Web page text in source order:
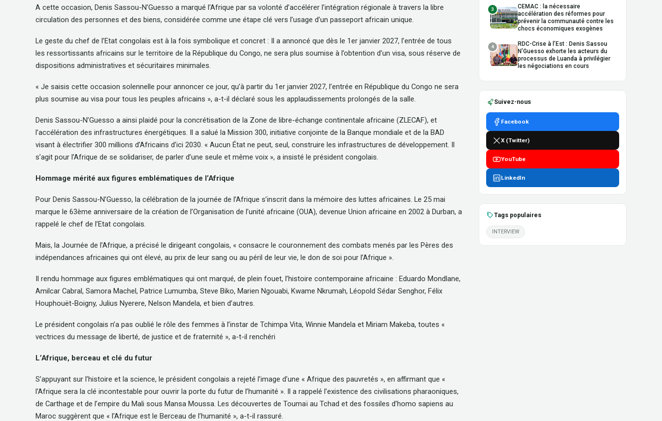
A cette occasion, Denis Sassou-N’Guesso a marqué l’Afrique par sa volonté d’accélérer l’intégration régionale à travers la libre
circulation des personnes et des biens, considérée comme une étape clé vers l’usage d’un passeport africain unique.
Le geste du chef de l’Etat congolais est à la fois symbolique et concret : Il a annoncé que dès le 1er janvier 2027, l’entrée de tous
les ressortissants africains sur le territoire de la République du Congo, ne sera plus soumise à l’obtention d’un visa, sous réserve de
dispositions administratives et sécuritaires minimales.
« Je saisis cette occasion solennelle pour annoncer ce jour, qu’à partir du 1er janvier 2027, l’entrée en République du Congo ne sera
plus soumise au visa pour tous les peuples africains », a-t-il déclaré sous les applaudissements prolongés de la salle.
Denis Sassou-N’Guesso a ainsi plaidé pour la concrétisation de la Zone de libre-échange continentale africaine (ZLECAF), et
l’accélération des infrastructures énergétiques. Il a salué la Mission 300, initiative conjointe de la Banque mondiale et de la BAD
visant à électrifier 300 millions d’Africains d’ici 2030. « Aucun État ne peut, seul, construire les infrastructures de développement. Il
s’agit pour l’Afrique de se solidariser, de parler d’une seule et même voix », a insisté le président congolais.
Hommage mérité aux figures emblématiques de l’Afrique
Pour Denis Sassou-N’Guesso, la célébration de la journée de l’Afrique s’inscrit dans la mémoire des luttes africaines. Le 25 mai
marque le 63ème anniversaire de la création de l’Organisation de l’unité africaine (OUA), devenue Union africaine en 2002 à Durban, a
rappelé le chef de l’Etat congolais.
Mais, la Journée de l’Afrique, a précisé le dirigeant congolais, « consacre le couronnement des combats menés par les Pères des
indépendances africaines qui ont élevé, au prix de leur sang ou au péril de leur vie, le don de soi pour l’Afrique ».
Il rendu hommage aux figures emblématiques qui ont marqué, de plein fouet, l’histoire contemporaine africaine : Eduardo Mondlane,
Amilcar Cabral, Samora Machel, Patrice Lumumba, Steve Biko, Marien Ngouabi, Kwame Nkrumah, Léopold Sédar Senghor, Félix
Houphouët-Boigny, Julius Nyerere, Nelson Mandela, et bien d’autres.
Le président congolais n’a pas oublié le rôle des femmes à l’instar de Tchimpa Vita, Winnie Mandela et Miriam Makeba, toutes «
vectrices du message de liberté, de justice et de fraternité », a-t-il renchéri
L’Afrique, berceau et clé du futur
S’appuyant sur l’histoire et la science, le président congolais a rejeté l’image d’une « Afrique des pauvretés », en affirmant que «
l’Afrique sera la clé incontestable pour ouvrir la porte du futur de l’humanité ». Il a rappelé l’existence des civilisations pharaoniques,
de Carthage et de l’empire du Mali sous Mansa Moussa. Les découvertes de Toumaï au Tchad et des fossiles d’homo sapiens au
Maroc suggèrent que « l’Afrique est le Berceau de l’humanité », a-t-il rassuré.
3
CEMAC : la nécessaire
accélération des réformes pour
prévenir la communauté contre les
chocs économiques exogènes
4
RDC-Crise à l’Est : Denis Sassou
N’Guesso exhorte les acteurs du
processus de Luanda à privilégier
les négociations en cours
Suivez-nous
Facebook
X (Twitter)
YouTube
LinkedIn
Tags populaires
INTERVIEW